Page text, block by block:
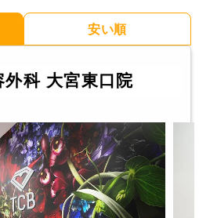
安い順
科 大宮東口院